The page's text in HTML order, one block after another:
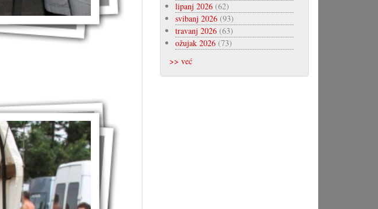
lipanj 2026(62)
svibanj 2026(93)
travanj 2026(63)
ožujak 2026(73)
>> već